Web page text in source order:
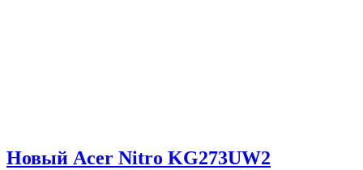
Новый Acer Nitro KG273UW2